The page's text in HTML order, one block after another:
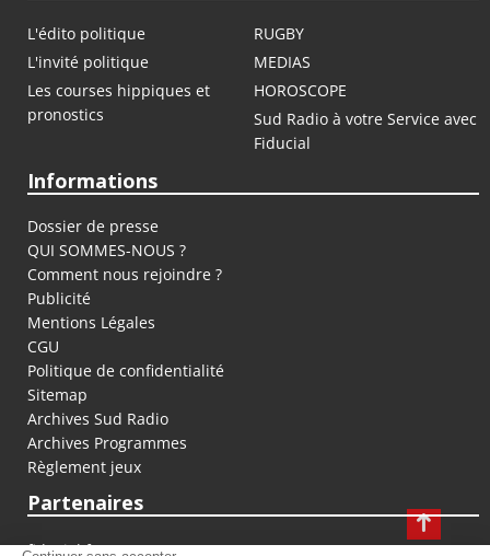
L'édito politique
RUGBY
L'invité politique
MEDIAS
Les courses hippiques et
pronostics
HOROSCOPE
Sud Radio à votre Service avec
Fiducial
Informations
Dossier de presse
QUI SOMMES-NOUS ?
Comment nous rejoindre ?
Publicité
Mentions Légales
CGU
Politique de confidentialité
Sitemap
Archives Sud Radio
Archives Programmes
Règlement jeux
Partenaires
fiducial.fr